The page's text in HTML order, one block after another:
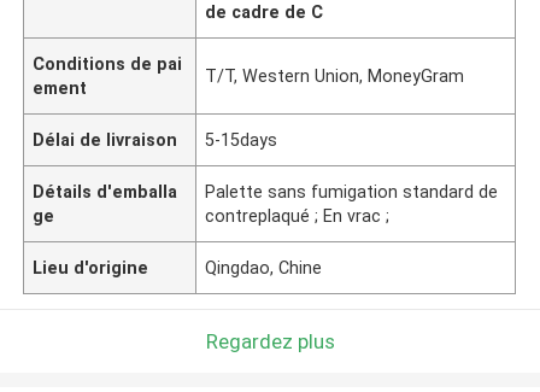
de cadre de C
Conditions de pai
ement
T/T, Western Union, MoneyGram
Délai de livraison 5-15days
Détails d'emballa
ge
Palette sans fumigation standard de
contreplaqué ; En vrac ;
Lieu d'origine Qingdao, Chine
Regardez plus